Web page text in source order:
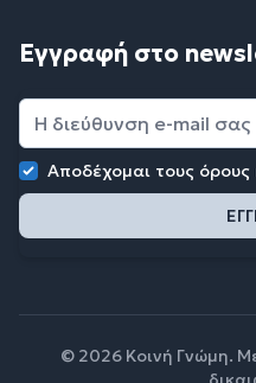
Εγγραφή στο
Αποδέχομαι τους όρους
© 2026 Κοινή Γνώμη.